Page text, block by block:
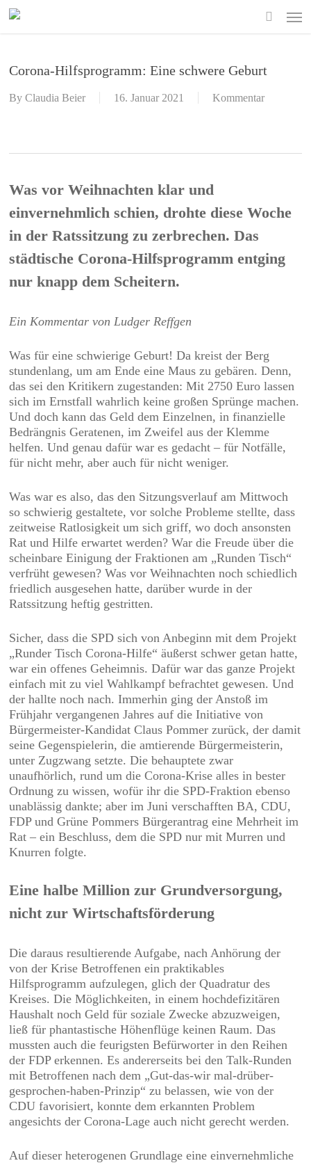
Skip
Corona-Hilfsprogramm: Eine schwere Geburt
By Claudia Beier 16. Januar 2021 Kommentar
Was vor Weihnachten klar und
einvernehmlich schien, drohte diese Woche
in der Ratssitzung zu zerbrechen. Das
städtische Corona-Hilfsprogramm entging
nur knapp dem Scheitern.
Ein Kommentar von Ludger Reffgen
Was für eine schwierige Geburt! Da kreist der Berg
stundenlang, um am Ende eine Maus zu gebären. Denn,
das sei den Kritikern zugestanden: Mit 2750 Euro lassen
sich im Ernstfall wahrlich keine großen Sprünge machen.
Und doch kann das Geld dem Einzelnen, in finanzielle
Bedrängnis Geratenen, im Zweifel aus der Klemme
helfen. Und genau dafür war es gedacht – für Notfälle,
für nicht mehr, aber auch für nicht weniger.
Was war es also, das den Sitzungsverlauf am Mittwoch
so schwierig gestaltete, vor solche Probleme stellte, dass
zeitweise Ratlosigkeit um sich griff, wo doch ansonsten
Rat und Hilfe erwartet werden? War die Freude über die
scheinbare Einigung der Fraktionen am „Runden Tisch“
verfrüht gewesen? Was vor Weihnachten noch schiedlich
friedlich ausgesehen hatte, darüber wurde in der
Ratssitzung heftig gestritten.
Sicher, dass die SPD sich von Anbeginn mit dem Projekt
„Runder Tisch Corona-Hilfe“ äußerst schwer getan hatte,
war ein offenes Geheimnis. Dafür war das ganze Projekt
einfach mit zu viel Wahlkampf befrachtet gewesen. Und
der hallte noch nach. Immerhin ging der Anstoß im
Frühjahr vergangenen Jahres auf die Initiative von
Bürgermeister-Kandidat Claus Pommer zurück, der damit
seine Gegenspielerin, die amtierende Bürgermeisterin,
unter Zugzwang setzte. Die behauptete zwar
unaufhörlich, rund um die Corona-Krise alles in bester
Ordnung zu wissen, wofür ihr die SPD-Fraktion ebenso
unablässig dankte; aber im Juni verschafften BA, CDU,
FDP und Grüne Pommers Bürgerantrag eine Mehrheit im
Rat – ein Beschluss, dem die SPD nur mit Murren und
Knurren folgte.
Eine halbe Million zur Grundversorgung,
nicht zur Wirtschaftsförderung
Die daraus resultierende Aufgabe, nach Anhörung der
von der Krise Betroffenen ein praktikables
Hilfsprogramm aufzulegen, glich der Quadratur des
Kreises. Die Möglichkeiten, in einem hochdefizitären
Haushalt noch Geld für soziale Zwecke abzuzweigen,
ließ für phantastische Höhenflüge keinen Raum. Das
mussten auch die feurigsten Befürworter in den Reihen
der FDP erkennen. Es andererseits bei den Talk-Runden
mit Betroffenen nach dem „Gut-das-wir mal-drüber-
gesprochen-haben-Prinzip“ zu belassen, wie von der
CDU favorisiert, konnte dem erkannten Problem
angesichts der Corona-Lage auch nicht gerecht werden.
Auf dieser heterogenen Grundlage eine einvernehmliche